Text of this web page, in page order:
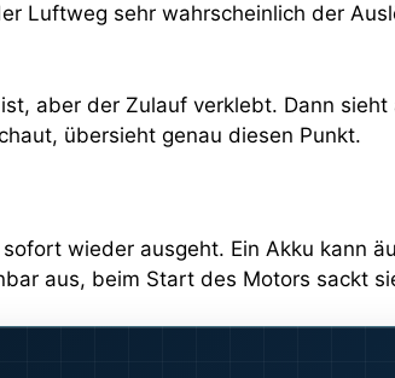
Luftweg sehr wahrscheinlich der
aber der Zulauf verklebt. Dann
übersieht genau diesen Punkt.
wieder ausgeht. Ein Akku kann
aus, beim Start des Motors sackt